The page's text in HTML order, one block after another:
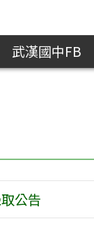
武漢國中FB
公告